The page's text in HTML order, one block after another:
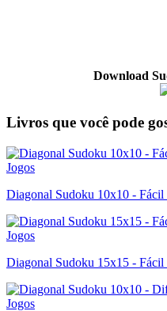
Download
Livros que você pode
Diagonal Sudoku 10x10 -
Diagonal Sudoku 15x15 -